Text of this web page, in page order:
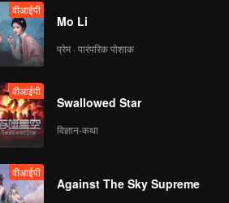
वीआईपी
Mo Li
प्रेम · पारंपरिक पोशाक
वीआईपी
Swallowed Star
विज्ञान-कथा
वीआईपी
Against The Sky Supreme